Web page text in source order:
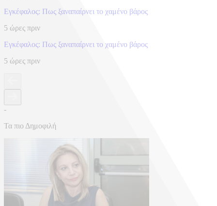
Eγκέφαλος: Πως ξαναπαίρνει το χαμένο βάρος
5 ώρες πριν
Eγκέφαλος: Πως ξαναπαίρνει το χαμένο βάρος
5 ώρες πριν
-
Τα πιο Δημοφιλή